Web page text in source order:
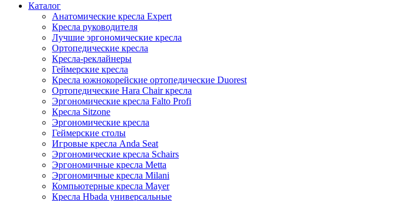
Каталог
Анатомические кресла Expert
Кресла руководителя
Лучшие эргономические кресла
Ортопедические кресла
Кресла-реклайнеры
Геймерские кресла
Кресла южнокорейские ортопедические Duorest
Ортопедические Hara Chair кресла
Эргономические кресла Falto Profi
Кресла Sitzone
Эргономические кресла
Геймерские столы
Игровые кресла Anda Seat
Эргономические кресла Schairs
Эргономичные кресла Metta
Эргономичные кресла Milani
Компьютерные кресла Mayer
Кресла Hbada универсальные